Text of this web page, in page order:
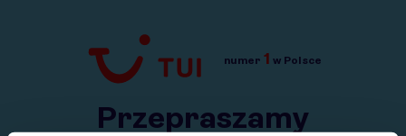
Przejdź do TUI.pl
numer 1 w Polsce
Przepraszamy